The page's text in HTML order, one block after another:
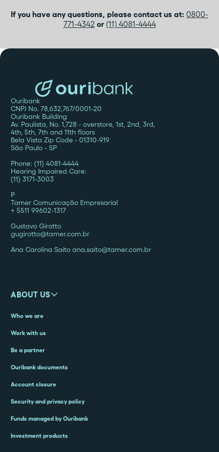
If you have any questions, please contact us at: 0800-
771-4342 or (11) 4081-4444
Ouribank
CNPJ No. 78,632,767/0001-20
Ouribank Building
Av. Paulista, No. 1,728 - overstore, 1st, 2nd, 3rd,
4th, 5th, 7th and 11th floors
Bela Vista Zip Code - 01310-919
São Paulo - SP
Phone: (11) 4081-4444
Hearing Impaired Care:
(11) 3171-3003
P
Tamer Comunicação Empresarial
+ 5511 99602-1317
Gustavo Girotto
gugirotto@tamer.com.br
Ana Carolina Saito ana.saito@tamer.com.br
ABOUT US
Who we are
Work with us
Be a partner
Ouribank documents
Account closure
Security and privacy policy
Funds managed by Ouribank
Investment products